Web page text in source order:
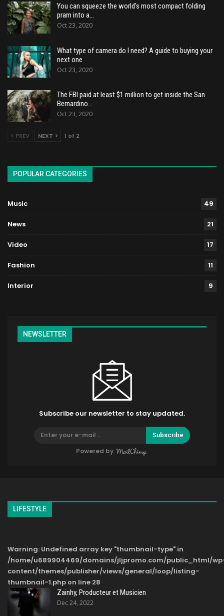
You can squeeze the world’s most compact folding
pram into a…
Oct 23, 2020
What type of camera do I need? A guide to buying your
next one
Oct 23, 2020
The FBI paid at least $1 million to get inside the San
Bernardino…
Oct 23, 2020
PREV NEXT 1 of 2
POPULAR CATEGORIES
Music 49
News 21
Video 17
Fashion 11
Interior 9
NEWSLETTER
Subscribe our newsletter to stay updated.
Subscribe
Powered by
LIFESTYLE
Warning: Undefined array key "thumbnail-type" in
/home/u689904469/domains/jljpromo.com/public_html/
content/themes/publisher/views/general/loop/listing-
thumbnail-1.php on line 28
Zainhy, Producteur et Musicien
Dec 24, 2022